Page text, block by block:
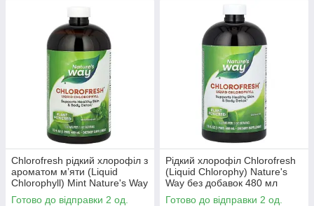
Chlorofresh рідкий хлорофіл з
ароматом м’яти (Liquid
Chlorophyll) Mint Nature's Way
132 мг 473,2 мл
Готово до відправки 2 од.
Рідкий хлорофіл Chlorofresh
(Liquid Chlorophy) Nature's
Way без добавок 480 мл
Готово до відправки 2 од.